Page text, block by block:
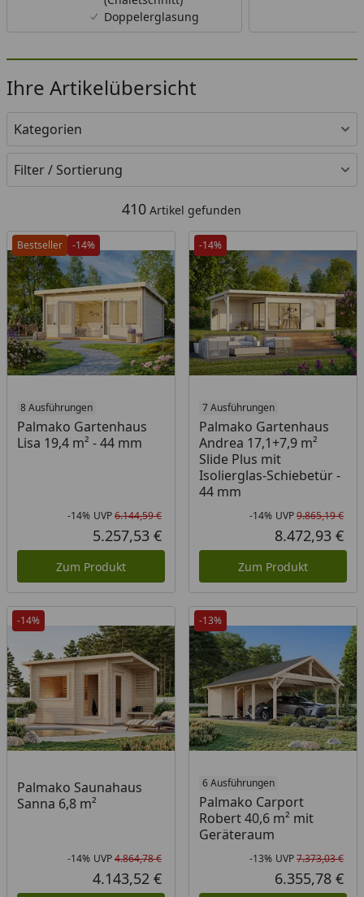
Doppelerglasung
Ihre Artikelübersicht
Kategorien
Filter / Sortierung
410 Artikel gefunden
Bestseller -14%
8 Ausführungen
Palmako Gartenhaus
Lisa 19,4 m² - 44 mm
Rabatt in Prozent
-14%
Ursprünglicher Preis
UVP6.144,59 €
Aktueller Preis
5.257,53 €
Zum Produkt
-14%
7 Ausführungen
Palmako Gartenhaus
Andrea 17,1+7,9 m²
Slide Plus mit
Isolierglas-Schiebetür -
44 mm
-14% UVP9.865,19 €
8.472,93 €
Zum Produkt
-14%
Palmako Saunahaus
Sanna 6,8 m²
Rabatt in Prozent
-14%
Ursprünglicher Preis
UVP4.864,78 €
Aktueller Preis
4.143,52 €
-13%
6 Ausführungen
Palmako Carport
Robert 40,6 m² mit
Geräteraum
-13% UVP7.373,03 €
6.355,78 €